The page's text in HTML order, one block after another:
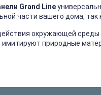
Grand Line
части вашего дома,
окружающей среды
имитируют природные